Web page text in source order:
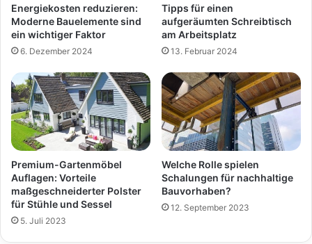
Energiekosten reduzieren:
Moderne Bauelemente sind
ein wichtiger Faktor
6. Dezember 2024
Tipps für einen
aufgeräumten Schreibtisch
am Arbeitsplatz
13. Februar 2024
Premium-Gartenmöbel
Auflagen: Vorteile
maßgeschneiderter Polster
für Stühle und Sessel
5. Juli 2023
Welche Rolle spielen
Schalungen für nachhaltige
Bauvorhaben?
12. September 2023